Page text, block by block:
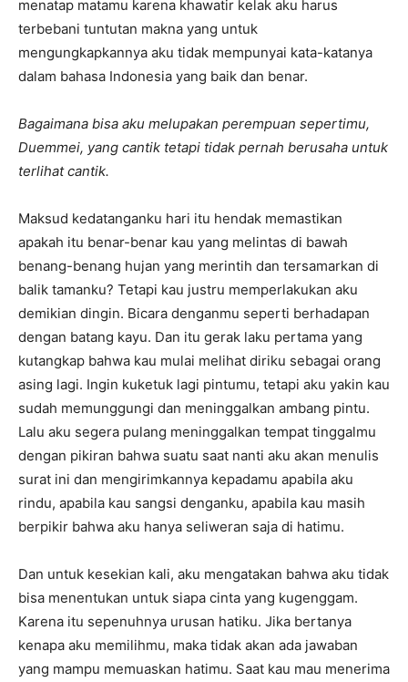
menatap matamu karena khawatir kelak aku harus
terbebani tuntutan makna yang untuk
mengungkapkannya aku tidak mempunyai kata-katanya
dalam bahasa Indonesia yang baik dan benar.
Bagaimana bisa aku melupakan perempuan sepertimu,
Duemmei, yang cantik tetapi tidak pernah berusaha untuk
terlihat cantik.
Maksud kedatanganku hari itu hendak memastikan
apakah itu benar-benar kau yang melintas di bawah
benang-benang hujan yang merintih dan tersamarkan di
balik tamanku? Tetapi kau justru memperlakukan aku
demikian dingin. Bicara denganmu seperti berhadapan
dengan batang kayu. Dan itu gerak laku pertama yang
kutangkap bahwa kau mulai melihat diriku sebagai orang
asing lagi. Ingin kuketuk lagi pintumu, tetapi aku yakin kau
sudah memunggungi dan meninggalkan ambang pintu.
Lalu aku segera pulang meninggalkan tempat tinggalmu
dengan pikiran bahwa suatu saat nanti aku akan menulis
surat ini dan mengirimkannya kepadamu apabila aku
rindu, apabila kau sangsi denganku, apabila kau masih
berpikir bahwa aku hanya seliweran saja di hatimu.
Dan untuk kesekian kali, aku mengatakan bahwa aku tidak
bisa menentukan untuk siapa cinta yang kugenggam.
Karena itu sepenuhnya urusan hatiku. Jika bertanya
kenapa aku memilihmu, maka tidak akan ada jawaban
yang mampu memuaskan hatimu. Saat kau mau menerima